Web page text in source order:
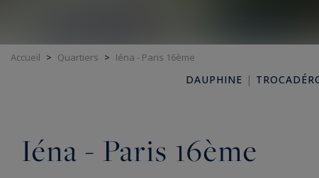
Accueil > Quartiers > Iéna - Paris 16ème
DAUPHINE |
Iéna - Paris 16ème